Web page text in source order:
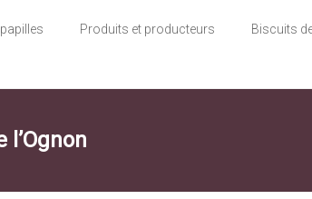
Produits et producteurs Biscuits
l’Ognon